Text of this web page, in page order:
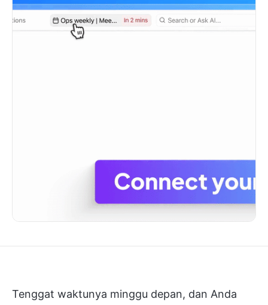
Tenggat waktunya minggu depan, dan Anda